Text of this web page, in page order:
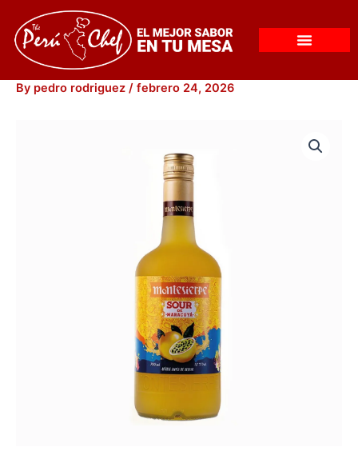
content
By pedro rodriguez / febrero 24, 2026